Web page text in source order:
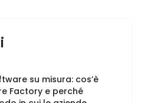
su misura: cos’è
Factory e perché